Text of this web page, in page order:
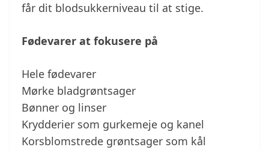
får dit blodsukkerniveau til at stige.
Fødevarer at fokusere på
Hele fødevarer
Mørke bladgrøntsager
Bønner og linser
Krydderier som gurkemeje og kanel
Korsblomstrede grøntsager som kål